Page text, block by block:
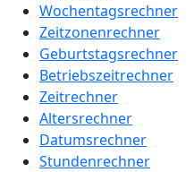
Wochentagsrechner
Zeitzonenrechner
Geburtstagsrechner
Betriebszeitrechner
Zeitrechner
Altersrechner
Datumsrechner
Stundenrechner